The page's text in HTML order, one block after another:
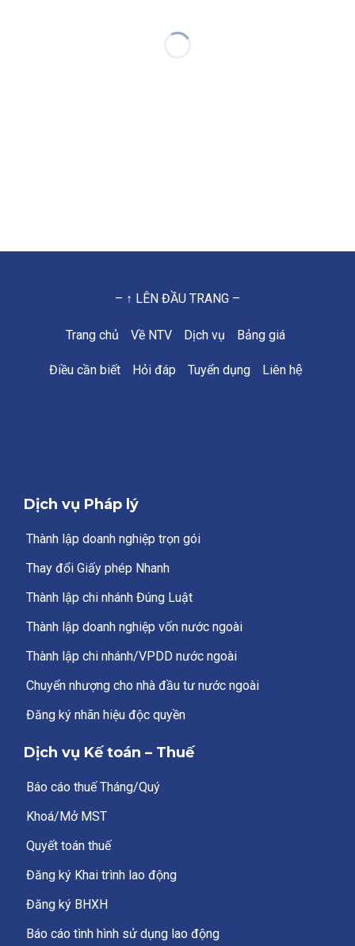
– ↑ LÊN ĐẦU TRANG –
Trang chủ Về NTV Dịch vụ Bảng giá
Điều cần biết Hỏi đáp Tuyển dụng Liên hệ
Dịch vụ Pháp lý
Thành lập doanh nghiệp trọn gói
Thay đổi Giấy phép Nhanh
Thành lập chi nhánh Đúng Luật
Thành lập doanh nghiệp vốn nước ngoài
Thành lập chi nhánh/VPDD nước ngoài
Chuyển nhượng cho nhà đầu tư nước ngoài
Đăng ký nhãn hiệu độc quyền
Dịch vụ Kế toán – Thuế
Báo cáo thuế Tháng/Quý
Khoá/Mở MST
Quyết toán thuế
Đăng ký Khai trình lao động
Đăng ký BHXH
Báo cáo tình hình sử dụng lao động